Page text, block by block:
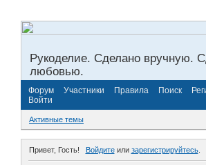
Рукоделие. Сделано вручную.
любовью.
Форум Участники Правила Поиск
Войти
Активные темы
Привет, Гость! Войдитеили зарегистрируйтесь.